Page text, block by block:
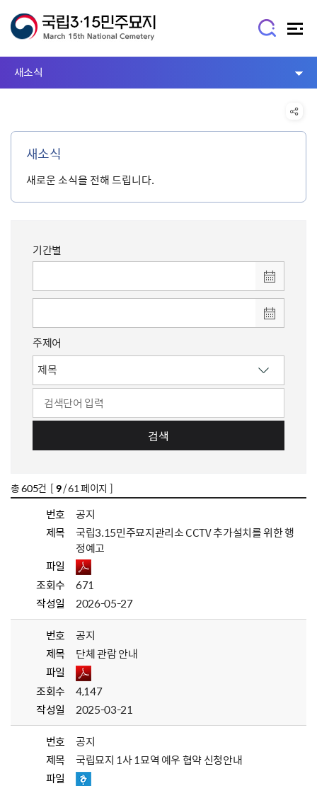
새소식
새소식
새로운 소식을 전해 드립니다.
기간별
주제어
검색
총605건 [9/ 61 페이지 ]
번호
공지
제목
국립3.15민주묘지관리소 CCTV 추가설치를 위한 행
정예고
파일
조회수
671
작성일
2026-05-27
번호
공지
제목
단체 관람 안내
파일
조회수
4,147
작성일
2025-03-21
번호
공지
제목
국립묘지 1사 1묘역 예우 협약 신청안내
파일